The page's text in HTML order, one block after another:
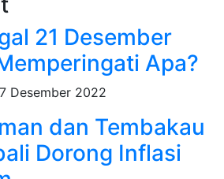
21 Desember
Apa?
Desember 2022
dan Tembakau
Dorong Inflasi